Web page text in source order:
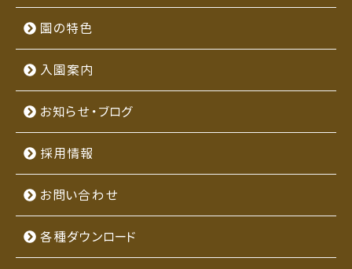
園の特色
入園案内
お知らせ・ブログ
採用情報
お問い合わせ
各種ダウンロード